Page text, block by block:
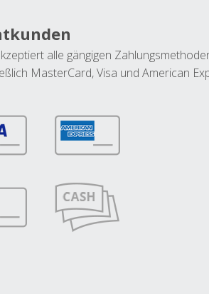
alle gängigen
MasterCard, Visa und American